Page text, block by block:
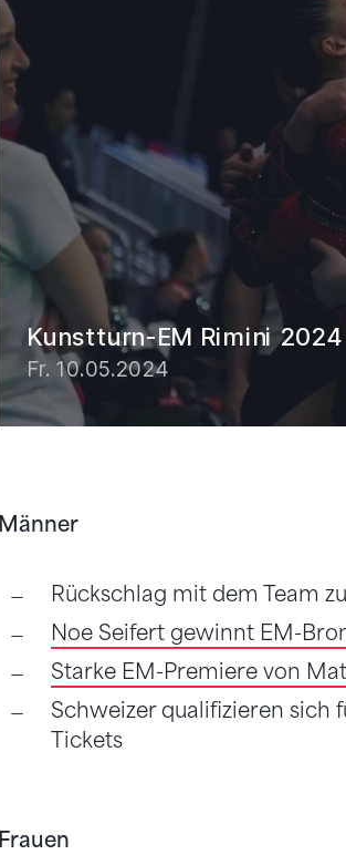
Männer
Rückschlag mit dem Team
Noe Seifert gewinnt EM-
Starke EM-Premiere von
Schweizer qualifizieren sich
Tickets
Frauen